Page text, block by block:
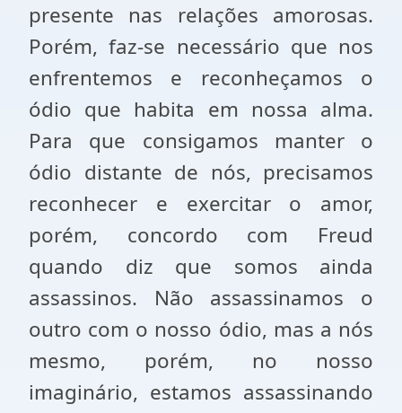
presente nas relações amorosas.
Porém, faz-se necessário que nos
enfrentemos e reconheçamos o
ódio que habita em nossa alma.
Para que consigamos manter o
ódio distante de nós, precisamos
reconhecer e exercitar o amor,
porém, concordo com Freud
quando diz que somos ainda
assassinos. Não assassinamos o
outro com o nosso ódio, mas a nós
mesmo, porém, no nosso
imaginário, estamos assassinando